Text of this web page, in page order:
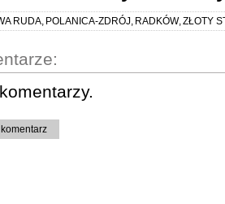
RUDA, POLANICA-ZDRÓJ, RADKÓW,ZŁOTY